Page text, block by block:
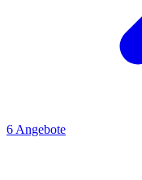
6 Angebote